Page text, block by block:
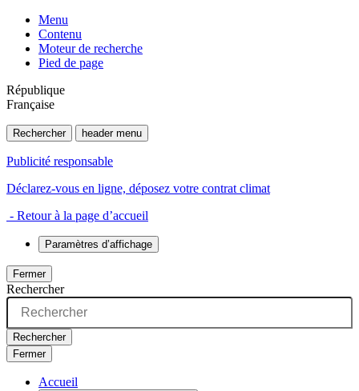
Menu
Contenu
Moteur de recherche
Pied de page
République
Française
Rechercher header menu
Publicité responsable
Déclarez-vous en ligne, déposez votre contrat climat
- Retour à la page d’accueil
Paramètres d’affichage
Fermer
Rechercher
Rechercher
Fermer
Accueil